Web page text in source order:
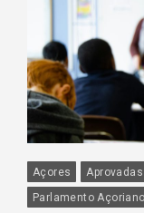
Açores Aprovadas
Parlamento Açoriano